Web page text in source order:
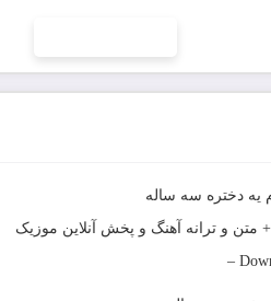
یه دختره سه ساله
+ متن و ترانه آهنگ و پخش آنلاین موزیک
–